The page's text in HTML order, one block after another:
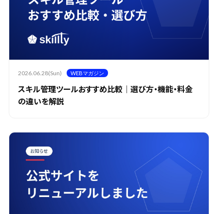
2026.06.28(Sun) WEBマガジン
スキル管理ツールおすすめ比較｜選び方・機能・料金
の違いを解説